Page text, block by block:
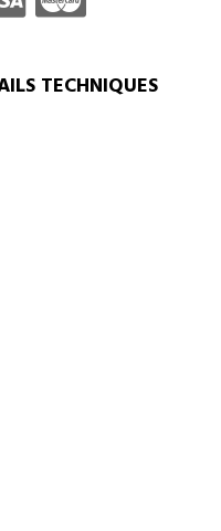
TECHNIQUES